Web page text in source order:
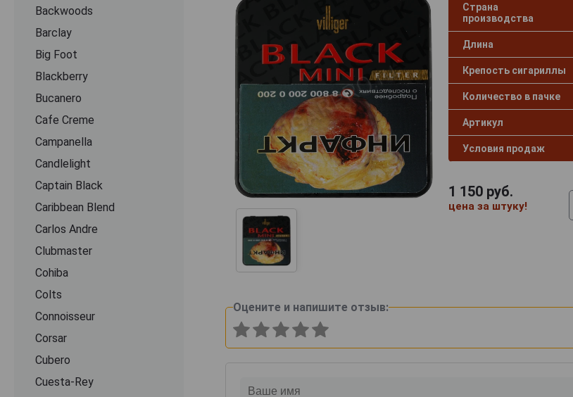
Backwoods
Barclay
Big Foot
Blackberry
Bucanero
Cafe Creme
Campanella
Candlelight
Captain Black
Caribbean Blend
Carlos Andre
Clubmaster
Cohiba
Colts
Connoisseur
Corsar
Cubero
Cuesta-Rey
Страна
производства
Длина
Крепость сигариллы
Количество в пачке
Артикул
Условия продаж
1 150руб.
цена за штуку!
Оцените и напишите отзыв: